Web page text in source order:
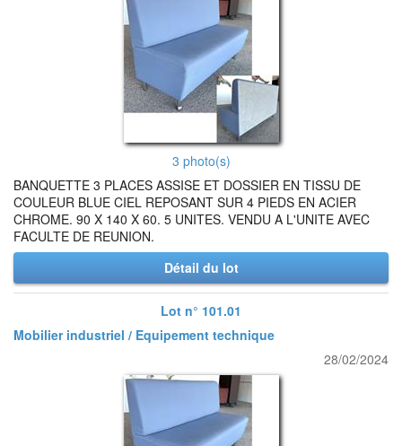
3 photo(s)
BANQUETTE 3 PLACES ASSISE ET DOSSIER EN TISSU DE
COULEUR BLUE CIEL REPOSANT SUR 4 PIEDS EN ACIER
CHROME. 90 X 140 X 60. 5 UNITES. VENDU A L'UNITE AVEC
FACULTE DE REUNION.
Détail du lot
Lot n° 101.01
Mobilier industriel / Equipement technique
28/02/2024